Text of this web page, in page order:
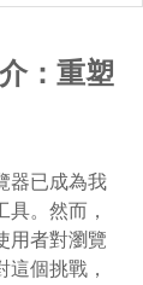
：重塑
器已成為我
。然而，
用者對瀏覽
個挑戰，